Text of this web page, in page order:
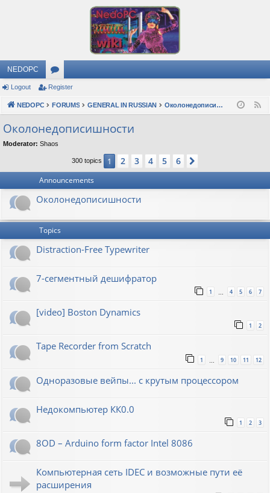
NEDOPC
or
u
s
Logout Register
NEDOPC FORUMS GENERAL IN RUSSIAN Околонедописишности
Околонедописишности
Moderator: Shaos
300 topics 1 2 3 4 5 6
Announcements
Околонедописишности
Topics
Distraction-Free Typewriter
7-сегментный дешифратор
1 … 4 5 6 7
[video] Boston Dynamics
1 2
Tape Recorder from Scratch
1 9 10 11 12
Одноразовые вейпы... с крутым процессором
Недокомпьютер КК0.0
1 2 3
8OD – Arduino form factor Intel 8086
Компьютерная сеть IDEC и возможные пути её
расширения